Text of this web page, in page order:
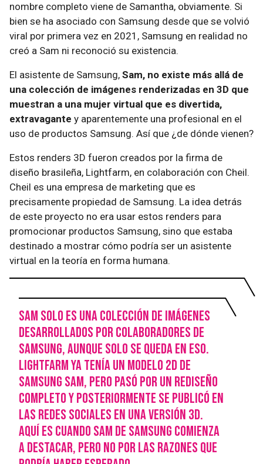
nombre completo viene de Samantha, obviamente. Si
bien se ha asociado con Samsung desde que se volvió
viral por primera vez en 2021, Samsung en realidad no
creó a Sam ni reconoció su existencia.
El asistente de Samsung, Sam, no existe más allá de
una colección de imágenes renderizadas en 3D que
muestran a una mujer virtual que es divertida,
extravagante y aparentemente una profesional en el
uso de productos Samsung. Así que ¿de dónde vienen?
Estos renders 3D fueron creados por la firma de
diseño brasileña, Lightfarm, en colaboración con Cheil.
Cheil es una empresa de marketing que es
precisamente propiedad de Samsung. La idea detrás
de este proyecto no era usar estos renders para
promocionar productos Samsung, sino que estaba
destinado a mostrar cómo podría ser un asistente
virtual en la teoría en forma humana.
Sam solo es una colección de imágenes
desarrollados por colaboradores de
Samsung, aunque solo se queda en eso.
Lightfarm ya tenía un modelo 2D de
Samsung Sam, pero pasó por un rediseño
completo y posteriormente se publicó en
las redes sociales en una versión 3D.
Aquí es cuando Sam de Samsung comienza
a destacar, pero no por las razones que